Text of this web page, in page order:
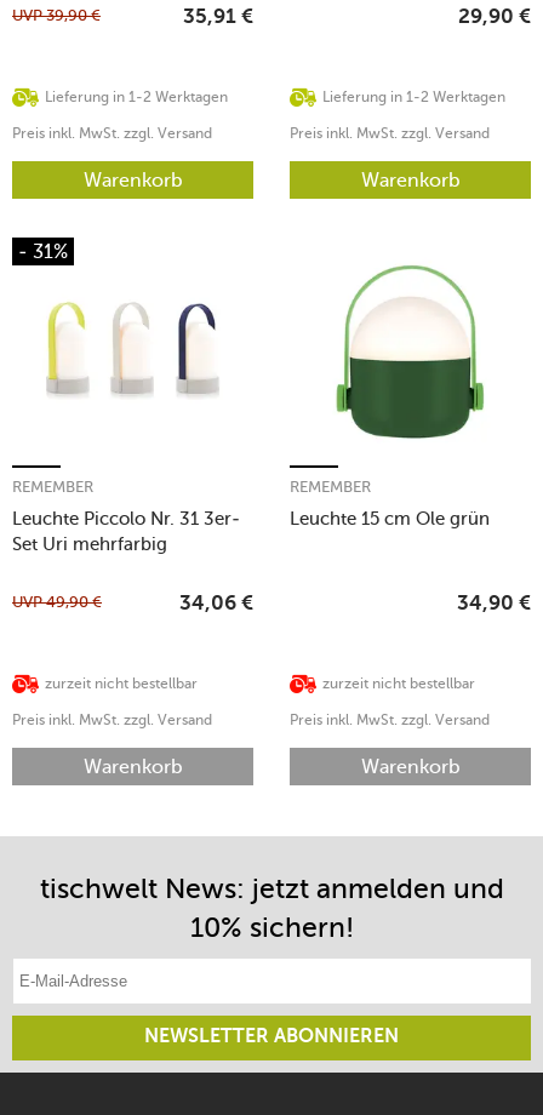
Lieferung in 1-2 Werktagen
UVP39,90 € 35,91 €
Preis inkl. MwSt. zzgl. Versand
Warenkorb
Lieferung in 1-2 Werktagen
29,90 €
Preis inkl. MwSt. zzgl. Versand
Warenkorb
- 31%
Leuchte Piccolo Nr. 31 3er-
Set Uri mehrfarbig
REMEMBER
zurzeit nicht bestellbar
UVP49,90 € 34,06 €
Preis inkl. MwSt. zzgl. Versand
Warenkorb
Leuchte 15 cm Ole grün
REMEMBER
zurzeit nicht bestellbar
34,90 €
Preis inkl. MwSt. zzgl. Versand
Warenkorb
tischwelt News: jetzt anmelden und
10% sichern!
NEWSLETTER ABONNIEREN